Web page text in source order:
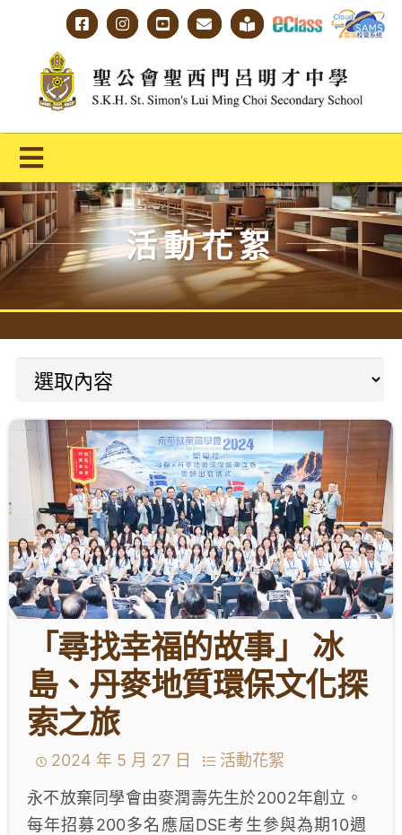
content
Toggle
Navigation
主頁
學校概覽
明才人學習藍圖
明才人成長階梯
教師專業社群
學生成就與學校活動
我們的聯繫
入學資訊
下載區
活動花絮
「尋找幸福的故事」 冰
島、丹麥地質環保文化探
索之旅
2024 年 5 月 27 日
活動花絮
永不放棄同學會由麥潤壽先生於2002年創立。
每年招募200多名應屆DSE考生參與為期10週